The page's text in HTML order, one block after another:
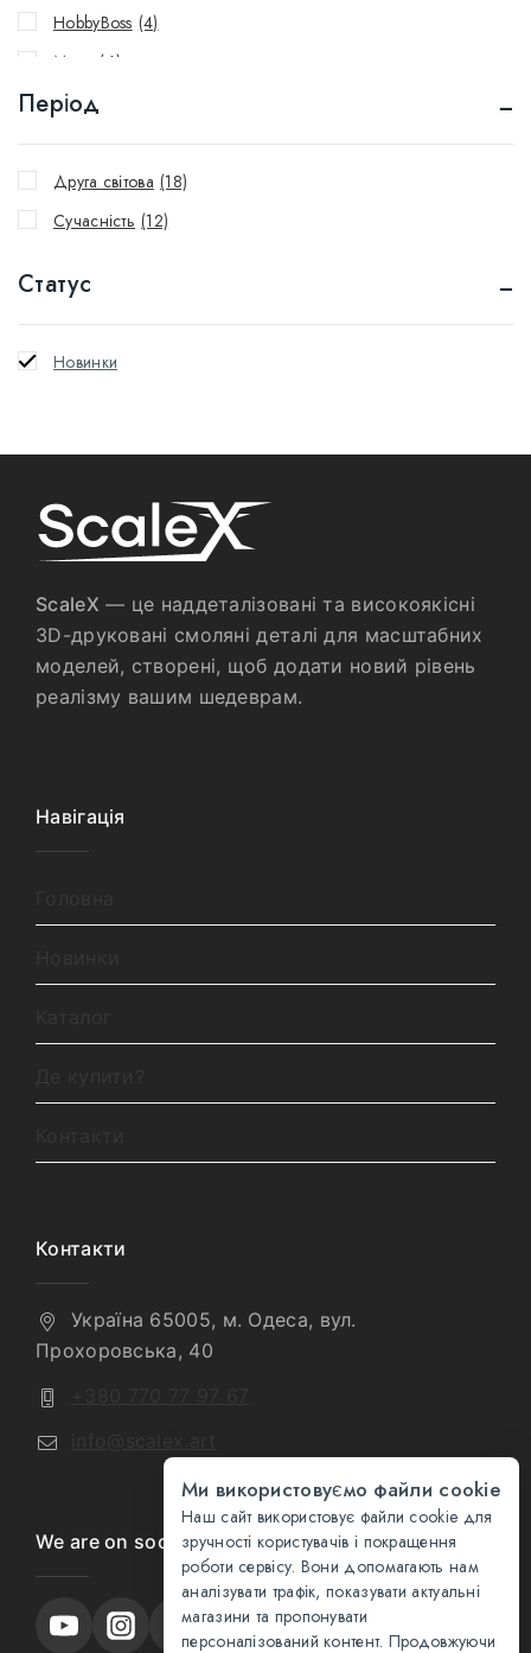
HobbyBoss (4)
Meng
(6)
Tamiya
Trumpeter (2)
Період
Друга світова (18)
Сучасність (12)
Статус
Новинки
ScaleX — це наддеталізовані та високоякісні
3D-друковані смоляні деталі для масштабних
моделей, створені, щоб додати новий рівень
реалізму вашим шедеврам.
Навігація
Контакти
Україна 65005, м. Одеса, вул.
Прохоровська, 40
We are on social media
Ми використовуємо файли cookie
Наш сайт використовує файли cookie для
зручності користувачів і покращення
роботи сервісу. Вони допомагають нам
аналізувати трафік, показувати актуальні
магазини та пропонувати
персоналізований контент. Продовжуючи